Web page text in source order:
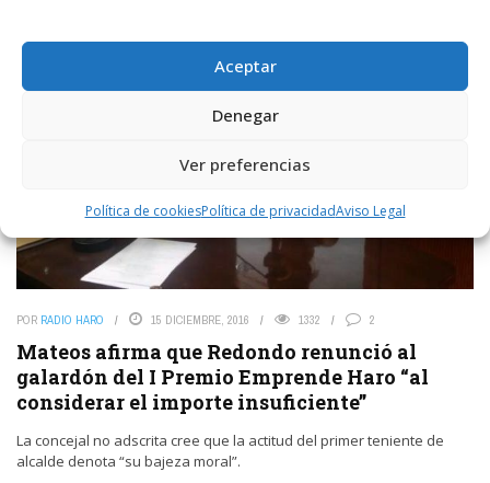
Aceptar
Denegar
Ver preferencias
Política de cookiesPolítica de privacidadAviso Legal
POR RADIO HARO 15 DICIEMBRE, 2016 1332 2
Mateos afirma que Redondo renunció al
galardón del I Premio Emprende Haro “al
considerar el importe insuficiente”
La concejal no adscrita cree que la actitud del primer teniente de
alcalde denota “su bajeza moral”.